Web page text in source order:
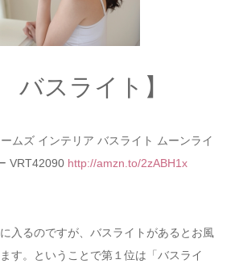
バスライト】
ムズ インテリア バスライト ムーンライ
VRT42090 http://amzn.to/2zABH1x
入るのですが、バスライトがあるとお風
す。ということで第１位は「バスライ